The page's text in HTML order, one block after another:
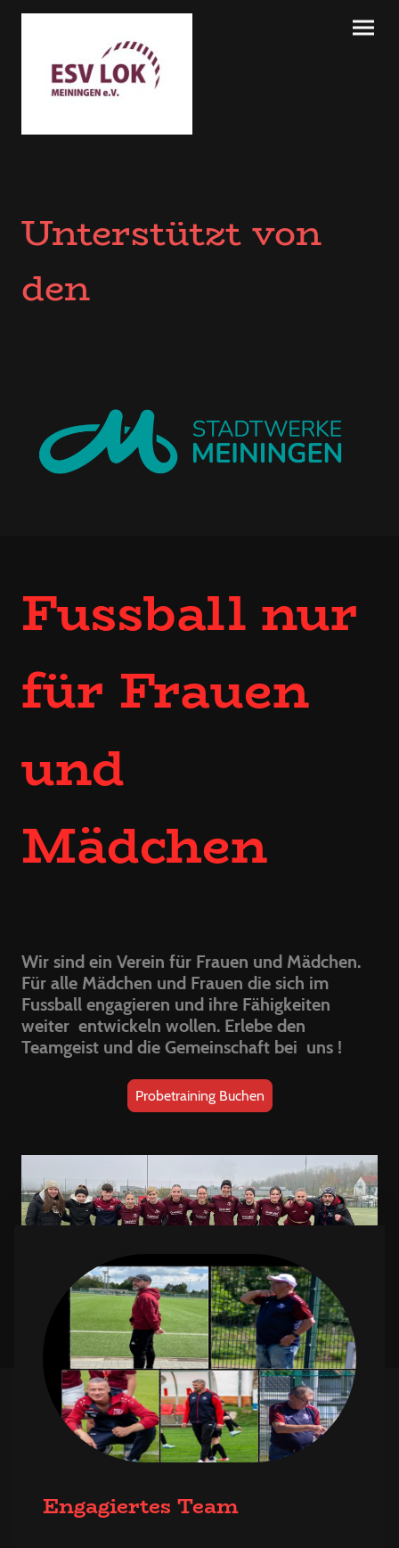
Unterstützt von
den
Fussball nur
für Frauen
und
Mädchen
Wir sind ein Verein für Frauen und Mädchen.
Für alle Mädchen und Frauen die sich im
Fussball engagieren und ihre Fähigkeiten
weiter entwickeln wollen. Erlebe den
Teamgeist und die Gemeinschaft bei uns !
Probetraining Buchen
Engagiertes Team